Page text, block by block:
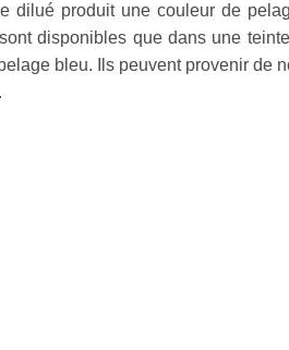
dilué produit une couleur de
disponibles que dans une
bleu. Ils peuvent provenir de